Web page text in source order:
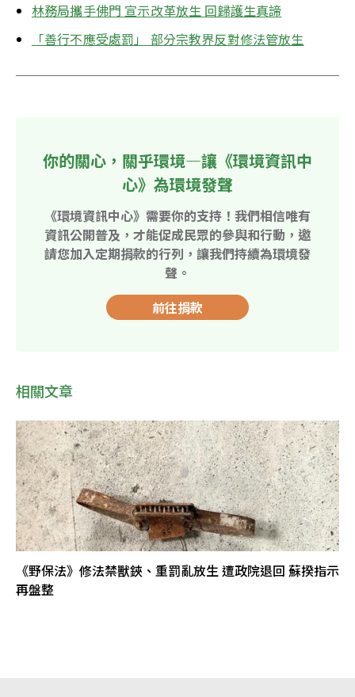
林務局攜手佛門 宣示改革放生 回歸護生真諦
「善行不應受處罰」 部分宗教界反對修法管放生
你的關心，關乎環境—讓《環境資訊中
心》為環境發聲
《環境資訊中心》需要你的支持！我們相信唯有
資訊公開普及，才能促成民眾的參與和行動，邀
請您加入定期捐款的行列，讓我們持續為環境發
聲。
前往捐款
相關文章
《野保法》修法禁獸鋏、重罰亂放生 遭政院退回 蘇揆指示
再盤整